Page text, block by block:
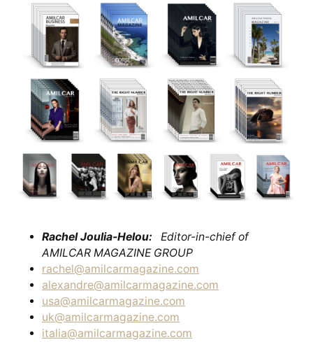
Rachel Joulia-Helou: Editor-in-chief of
AMILCAR MAGAZINE GROUP
rachel@amilcarmagazine.com
alexandre@amilcarmagazine.com
usa@amilcarmagazine.com
uk@amilcarmagazine.com
italia@amilcarmagazine.com